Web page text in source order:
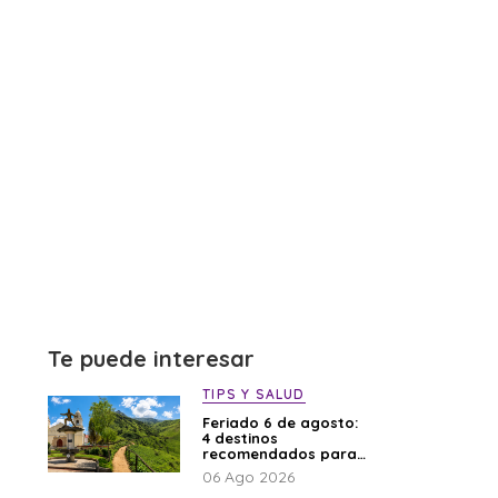
Te puede interesar
TIPS Y SALUD
Feriado 6 de agosto:
4 destinos
recomendados para
disfrutar el descanso
06 Ago 2026